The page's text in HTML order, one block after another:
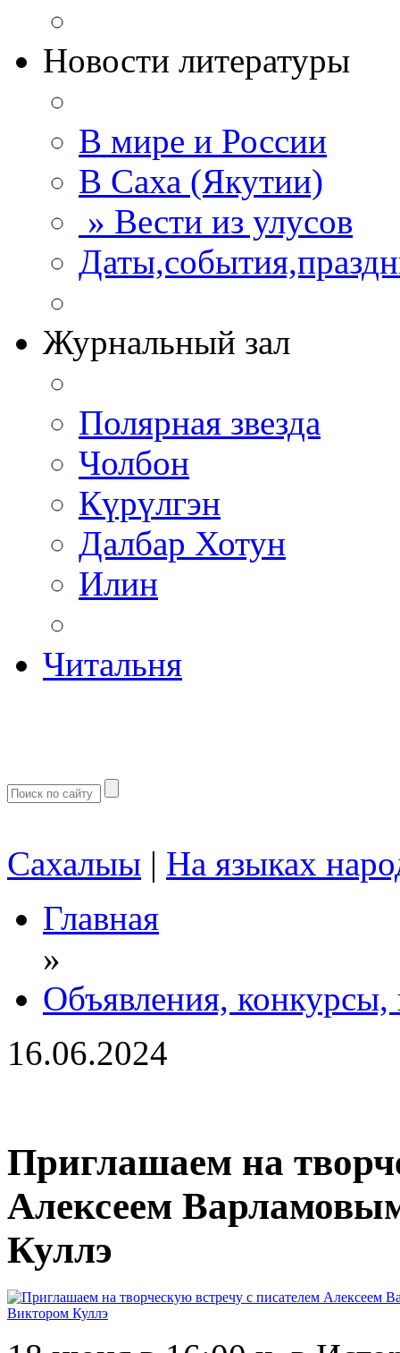
Новости литературы
В мире и России
В Саха (Якутии)
» Вести из улусов
Журнальный зал
Полярная звезда
Чолбон
Күрүлгэн
Далбар Хотун
Илин
Читальня
Сахалыы | На языках
Главная
»
Объявления, конкурсы,
16.06.2024
Приглашаем на
Алексеем
Куллэ